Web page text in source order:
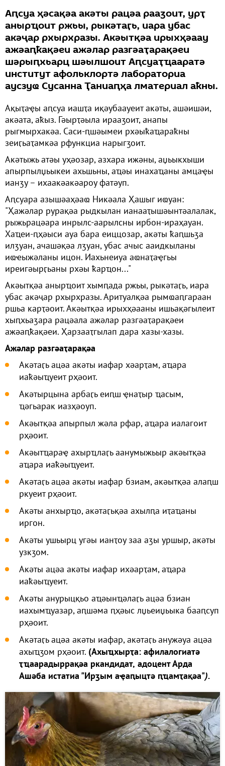
Аԥсуа ҳәсақәа акәты рацәа рааӡоит, урҭ
анырҵоит ржьы, рыкәтаӷь, иара убас
акәҷар рхырхразы. Акәытқәа ирыхҳәаау
ажәаԥҟақәеи ажәлар разгәаҭарақәеи
шәрыԥхьарц шәылшоит Аԥсуаҭҵааратә
институт афольклортә лабораториа
аусзуҩ Сусанна Ҭаниаԥҳа лматериал аҟны.
Ақыҭаҿы аԥсуа иашҭа иқәубаауеит акәты, ашәишәи,
акәата, аҟыз. Гәырҭәыла ирааӡоит, анапы
рыгмырхакәа. Саси-ԥшәымеи рхәыҟаҵараҟны
зеиӷьаҭамкәа рфункциа нарыгӡоит.
Акәтыжь атәы уҳәозар, азхара ижәны, аџьыкхыши
апырпылџьыкеи ахьшьны, аҵәы инахаҵаны амцаҿы
ианӡу – ихаакәакәароу фатәуп.
Аԥсуара азышәаҳәаҩ Никәала Ҳашыг иҩуан:
"Ҳажәлар рурақәа рыдкылан ианааҭышәынтәалалак,
рыжьрацәара инрылс-аарылсны ирбон-ираҳауан.
Хаҵеи-ԥҳәыси ауа бара еиццозар, акәты ҟаԥшьӡа
илӡуан, ачашәқәа лӡуан, убас ачыс ааидкыланы
иҩҽыжәланы ицон. Иахьнеиуа аҩнаҭаҿгьы
иреигәырӷьаны рхәы ҟарҵон..."
Акәытқәа анырҵоит хымԥада ржьы, рыкәтаӷь, иара
убас акәҷар рхырхразы. Аритуалқәа рымҩаԥгараан
ршьа карҭәоит. Акәытқәа ирыхҳәааны ишьақәгылеит
хыԥхьаӡара рацәала ажәлар разгәаҭарақәеи
ажәаԥҟақәеи. Ҳарзааҭгылап дара хазы-хазы.
Ажәлар разгәаҭарақәа
Акәтаӷь ацәа акәты иафар хәарҭам, аҵара
иаҟәыҵуеит рҳәоит.
Акәтырцына арбаӷь еиԥш ҿнаҭыр ҵасым,
ҵәгьарак иазҳәоуп.
Акәытқәа апырпыл жәла рфар, аҵара иалагоит
рҳәоит.
Акәытҵараҿ ахырҵлаӷь аанумыжьыр акәытқәа
аҵара иаҟәыҵуеит.
Акәтаӷь ацәа акәты иафар бзиам, акәытқәа алаԥш
ркуеит рҳәоит.
Акәты анхырҵо, акәтаӷьқәа ахылԥа иҭаҵаны
иргон.
Акәты ушьырц угәы ианҭоу заа аӡы уршыр, акәты
узкӡом.
Акәты ацәа акәты иафар ихәарҭам, аҵара
иаҟәыҵуеит.
Акәты анурыцқьо аҵәынҵәлаӷь ацәа бзиан
иахымҵуазар, аԥшәма ԥҳәыс лџьеиџьыка бааԥсуп
рҳәоит.
Акәтаӷь ацәа акәты иафар, акәтаӷь анужәуа ацәа
ахыҵӡом рҳәоит. (Ахыҵхырҭа: афилалогиатә
ҭҵаарадыррақәа ркандидат, адоцент Арда
Ашәба истатиа "Ирӡым аҿаԥыцтә ԥҵамҭақәа").